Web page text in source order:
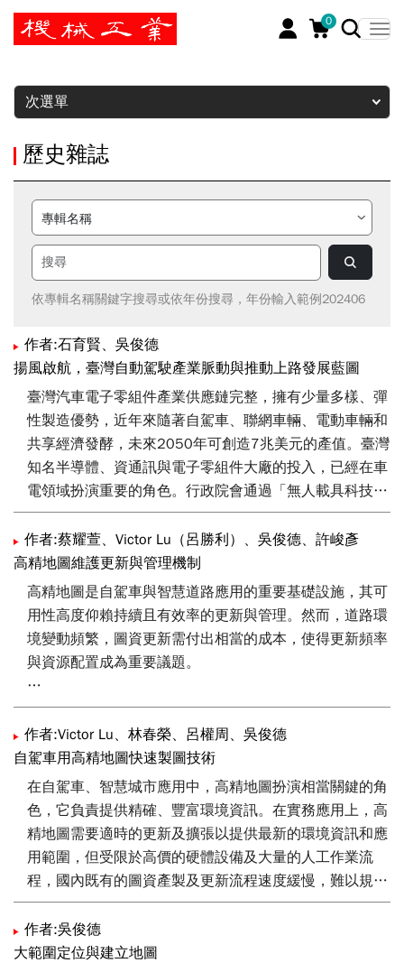
0
暫停
次選單
歷史雜誌
依專輯名稱關鍵字搜尋或依年份搜尋，年份輸入範例202406
作者:石育賢、吳俊德
揚風啟航，臺灣自動駕駛產業脈動與推動上路發展藍圖
臺灣汽車電子零組件產業供應鏈完整，擁有少量多樣、彈
性製造優勢，近年來隨著自駕車、聯網車輛、電動車輛和
共享經濟發酵，未來2050年可創造7兆美元的產值。臺灣
知名半導體、資通訊與電子零組件大廠的投入，已經在車
電領域扮演重要的角色。行政院會通過「無人載具科技創
新實驗條例」草案，並經立法院在2019年三讀通過，從
行政院整合經濟部、交通部、內政部等單位致力科技完備
智慧運輸與產業的發展，自動駕駛車應用在公共接駁、智
慧運輸物流等服務上，將加速臺灣汽車電子成長爆發力，
為臺灣車輛和零組件產業往下一個重要里程碑邁進。
作者:蔡耀萱、Victor Lu（呂勝利）、吳俊德、許峻彥
高精地圖維護更新與管理機制
高精地圖是自駕車與智慧道路應用的重要基礎設施，其可
用性高度仰賴持續且有效率的更新與管理。然而，道路環
境變動頻繁，圖資更新需付出相當的成本，使得更新頻率
與資源配置成為重要議題。
本文延續既有的高精地圖更新方法與流程[1]，基於桃園
機場與新竹市區兩場域共十次更新經驗，分析不同場域特
性在不同更新頻率的成本差異。研究結果顯示，由於更新
作業存在固定成本，使得更新頻率並非愈高愈有效率，適
當的更新策略需依場域道路複雜度與變動頻率調整。接續
進一步探討以道路施工資訊作為事件驅動更新依據的可行
性，分析現行施工資料在精度、完整性與時效性上的限
制。最後，本文提出一套借鏡軟體工程版本控制概念的高
精地圖版次管理機制，支援多版次、多來源圖資的共存與
整合，並透過實際案例驗證其可行性，為高精地圖長期維
護與多方協作提供具體參考。
作者:Victor Lu、林春榮、呂權周、吳俊德
自駕車用高精地圖快速製圖技術
在自駕車、智慧城市應用中，高精地圖扮演相當關鍵的角
色，它負責提供精確、豐富環境資訊。在實務應用上，高
精地圖需要適時的更新及擴張以提供最新的環境資訊和應
用範圍，但受限於高價的硬體設備及大量的人工作業流
程，國內既有的圖資產製及更新流程速度緩慢，難以規模
化。為達到快速更新及擴張需求，本團隊試圖評估低成本
設備與半自動化的流程的綜合成效。因此，本團隊通過工
研院機械所自製的低成本光達測繪設備來對桃園國際機場
作者:吳俊德
大範圍定位與建立地圖